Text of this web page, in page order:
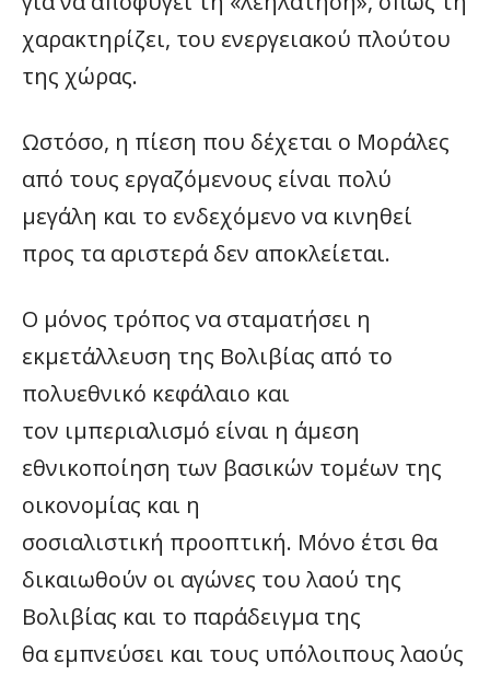
χαρακτηρίζει, του ενεργειακού πλούτου
της χώρας.
Ωστόσο, η πίεση που δέχεται ο Μοράλες
από τους εργαζόμενους είναι πολύ
μεγάλη και το ενδεχόμενο να κινηθεί
προς τα αριστερά δεν αποκλείεται.
Ο μόνος τρόπος να σταματήσει η
εκμετάλλευση της Βολιβίας από το
πολυεθνικό κεφάλαιο και
τον ιμπεριαλισμό είναι η άμεση
εθνικοποίηση των βασικών τομέων της
οικονομίας και η
σοσιαλιστική προοπτική. Μόνο έτσι θα
δικαιωθούν οι αγώνες του λαού της
Βολιβίας και το παράδειγμα της
θα εμπνεύσει και τους υπόλοιπους λαούς